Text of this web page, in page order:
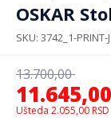
OSKAR
SKU 3742_1-PRINT-J
11.645,00
13.700,00
Ušteda 2.055,00 RSD